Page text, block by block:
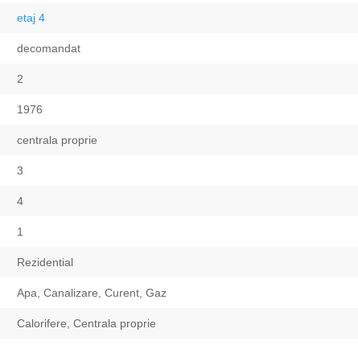
etaj 4
decomandat
2
1976
centrala proprie
3
4
1
Rezidential
Apa, Canalizare, Curent, Gaz
Calorifere, Centrala proprie